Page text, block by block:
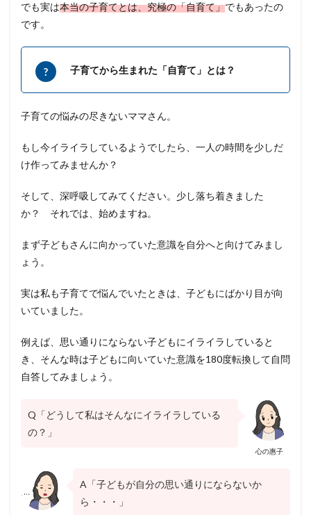
でも実は本当の子育てとは、究極の「自育て」でもあったの
です。
子育てから生まれた「自育て」とは？
子育ての悩みの尽きないママさん。
もし今イライラしているようでしたら、一人の時間を少しだ
け作ってみませんか？
そして、深呼吸してみてください。少し落ち着きました
か？ それでは、始めますね。
まず子どもさんに向かっていた意識を自分へと向けてみまし
ょう。
実は私も子育てで悩んでいたときは、子どもにばかり目が向
いていました。
例えば、思い通りにならない子どもにイライラしていると
き、そんな時は子どもに向いていた意識を180度転換して自問
自答してみましょう。
心の惠子
Q「どうして私はそんなにイライラしている
の？」
A「子どもが自分の思い通りにならないか
ら・・・」